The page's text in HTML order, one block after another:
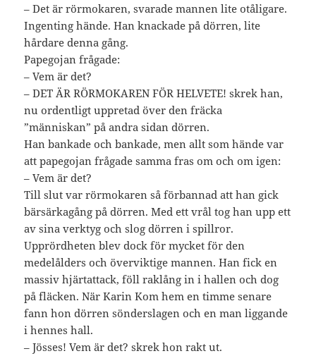
– Det är rörmokaren, svarade mannen lite otåligare.
Ingenting hände. Han knackade på dörren, lite
hårdare denna gång.
Papegojan frågade:
– Vem är det?
– DET ÄR RÖRMOKAREN FÖR HELVETE! skrek han,
nu ordentligt uppretad över den fräcka
”människan” på andra sidan dörren.
Han bankade och bankade, men allt som hände var
att papegojan frågade samma fras om och om igen:
– Vem är det?
Till slut var rörmokaren så förbannad att han gick
bärsärkagång på dörren. Med ett vrål tog han upp ett
av sina verktyg och slog dörren i spillror.
Upprördheten blev dock för mycket för den
medelålders och överviktige mannen. Han fick en
massiv hjärtattack, föll raklång in i hallen och dog
på fläcken. När Karin Kom hem en timme senare
fann hon dörren sönderslagen och en man liggande
i hennes hall.
– Jösses! Vem är det? skrek hon rakt ut.